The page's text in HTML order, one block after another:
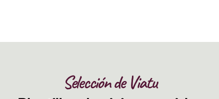
Selección de Viatu